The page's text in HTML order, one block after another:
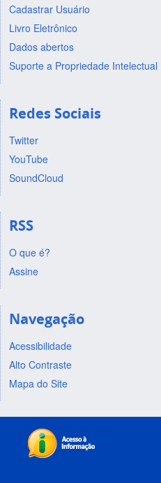
Cadastrar Usuário
Livro Eletrônico
Dados abertos
Suporte a Propriedade Intelectual
Redes Sociais
Twitter
YouTube
SoundCloud
RSS
O que é?
Assine
Navegação
Acessibilidade
Alto Contraste
Mapa do Site